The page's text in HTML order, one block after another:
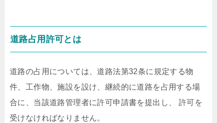
道路占用許可とは
道路の占用については、道路法第32条に規定する物
件、工作物、施設を設け、継続的に道路を占用する場
合に、当該道路管理者に許可申請書を提出し、 許可を
受けなければなりません。